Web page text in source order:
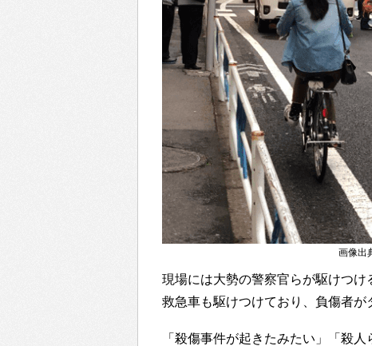
画像出
現場には大勢の警察官らが駆けつけ
救急車も駆けつけており、負傷者が
「殺傷事件が起きたみたい」「殺